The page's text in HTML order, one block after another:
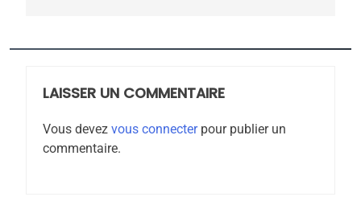
LAISSER UN COMMENTAIRE
Vous devez vous connecterpour publier un
commentaire.
FIÈRE, DIGNE ET RÉSILIENTE :
MA JUDAÏTE par Thérèse
ISRAÉL JUDAISME
7